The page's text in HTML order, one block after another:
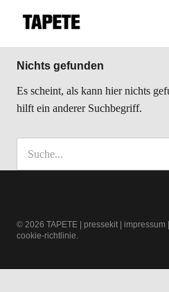
TAPETE
Nichts gefunden
Es scheint, als kann hier nichts
hilft ein anderer Suchbegriff.
© 2026 TAPETE| pressekit| impressum
cookie-richtlinie